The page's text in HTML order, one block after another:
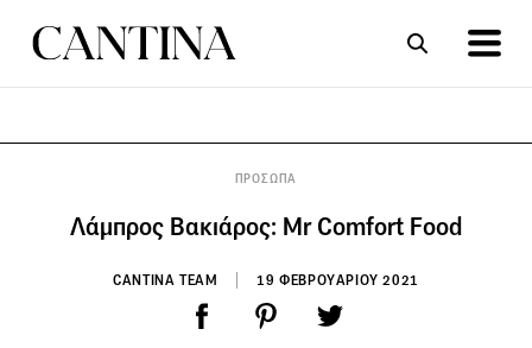
ΠΡΟΣΩΠΑ
Λάμπρος Βακιάρος: Mr Comfort Food
CANTINA TEAM 19 ΦΕΒΡΟΥΑΡΙΟΥ 2021